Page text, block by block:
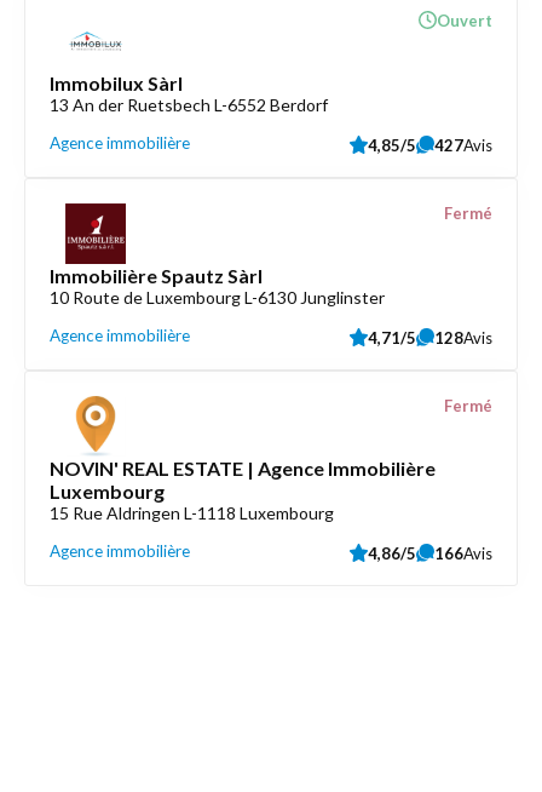
Immobilux Sàrl
13 An der Ruetsbech L-6552 Berdorf
Agence immobilière
Ouvert
4,85/5 427Avis
Immobilière Spautz Sàrl
10 Route de Luxembourg L-6130 Junglinster
Agence immobilière
Fermé
4,71/5 128Avis
NOVIN' REAL ESTATE | Agence Immobilière
Luxembourg
15 Rue Aldringen L-1118 Luxembourg
Agence immobilière
Fermé
4,86/5 166Avis